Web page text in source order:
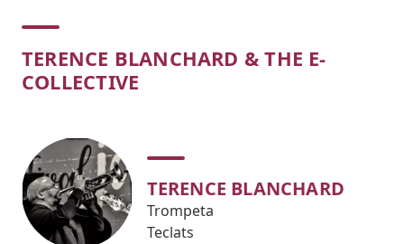
Concert
TERENCE BLANCHARD & THE E-
COLLECTIVE
TERENCE BLANCHARD
Trompeta
Teclats